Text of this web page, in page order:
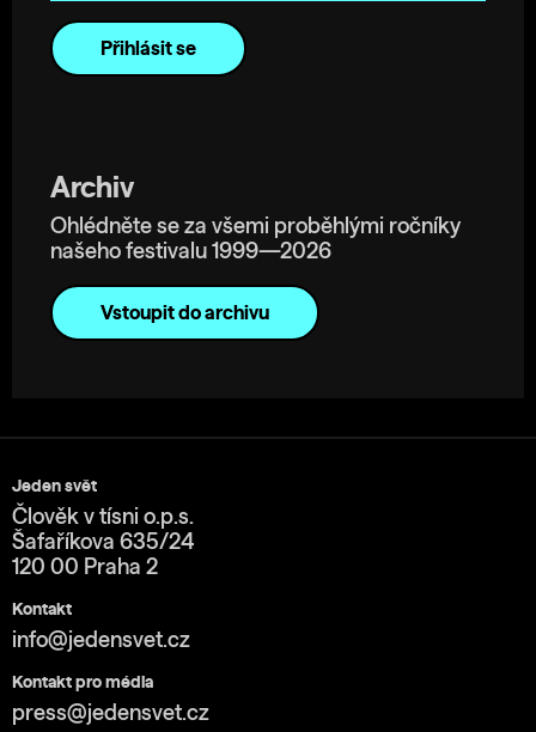
Archiv
Ohlédněte se za všemi proběhlými ročníky
našeho festivalu 1999—2026
Vstoupit do archivu
Jeden svět
Člověk v tísni o.p.s.
Šafaříkova 635/24
120 00 Praha 2
Kontakt
info@jedensvet.cz
Kontakt pro média
press@jedensvet.cz